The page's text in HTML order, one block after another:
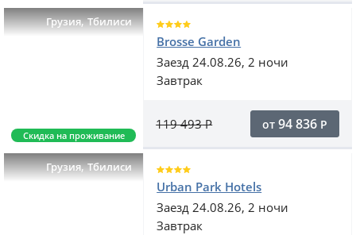
Грузия,Тбилиси
Скидка на проживание
Brosse Garden
Заезд 24.08.26, 2 ночи
Завтрак
119 493Р от 94 836 Р
Грузия,Тбилиси
Urban Park Hotels
Заезд 24.08.26, 2 ночи
Завтрак